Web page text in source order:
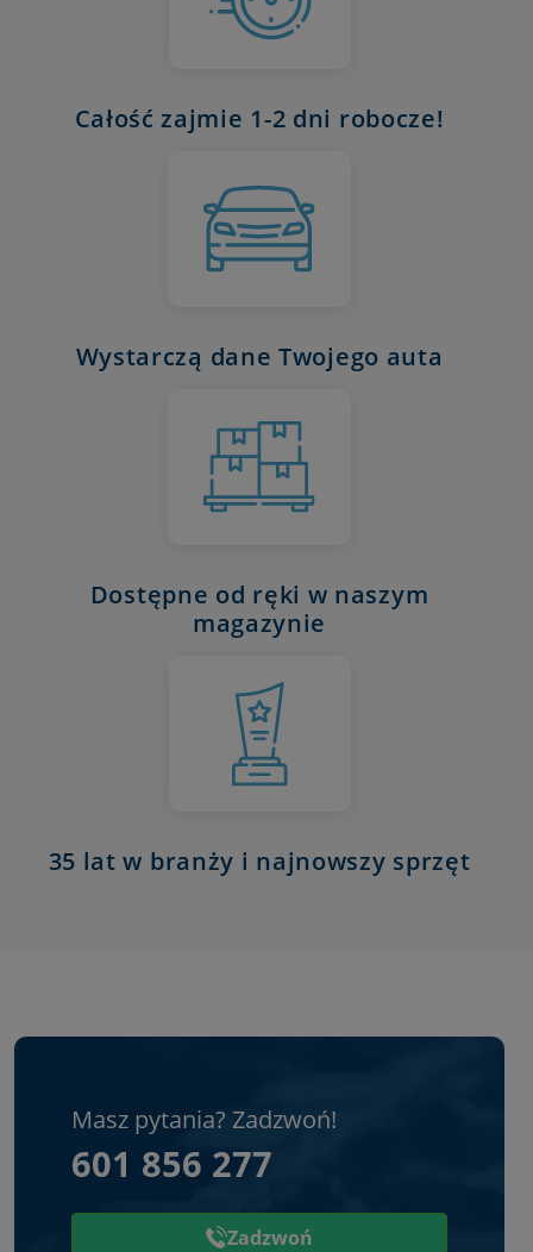
Całość zajmie 1-2 dni robocze!
Wystarczą dane Twojego auta
Dostępne od ręki w naszym
magazynie
35 lat w branży i najnowszy sprzęt
Masz pytania? Zadzwoń!
601 856 277
Zadzwoń